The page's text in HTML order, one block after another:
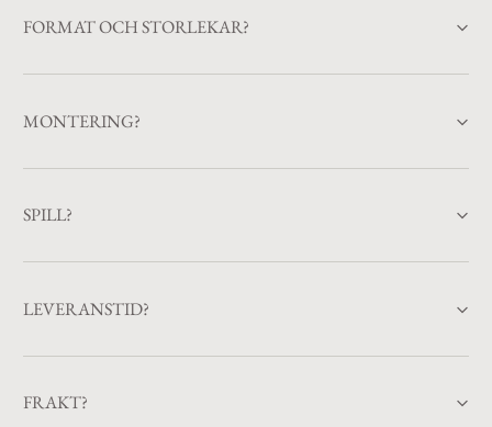
FORMAT OCH STORLEKAR?
MONTERING?
SPILL?
LEVERANSTID?
FRAKT?